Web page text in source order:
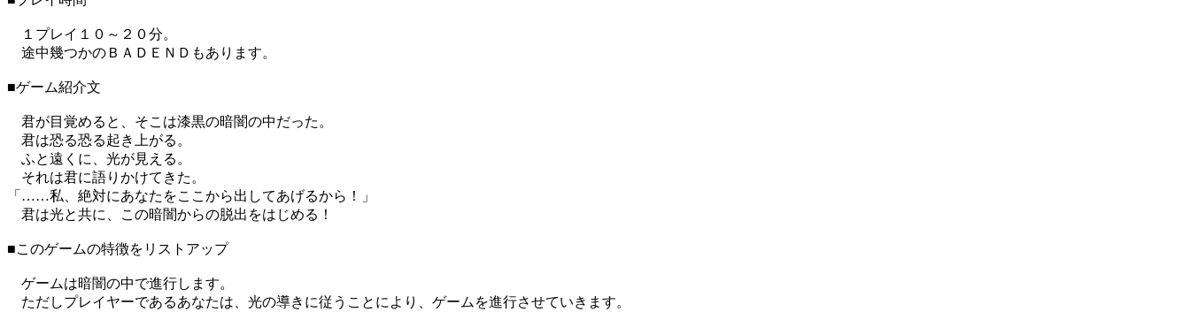
１プレイ１０～２０分。
途中幾つかのＢＡＤＥＮＤもあります。
■ゲーム紹介文
君が目覚めると、そこは漆黒の暗闇の中だった。
君は恐る恐る起き上がる。
ふと遠くに、光が見える。
それは君に語りかけてきた。
「……私、絶対にあなたをここから出してあげるから！」
君は光と共に、この暗闇からの脱出をはじめる！
■このゲームの特徴をリストアップ
ゲームは暗闇の中で進行します。
ただしプレイヤーであるあなたは、光の導きに従うことにより、ゲームを進行させていきます。